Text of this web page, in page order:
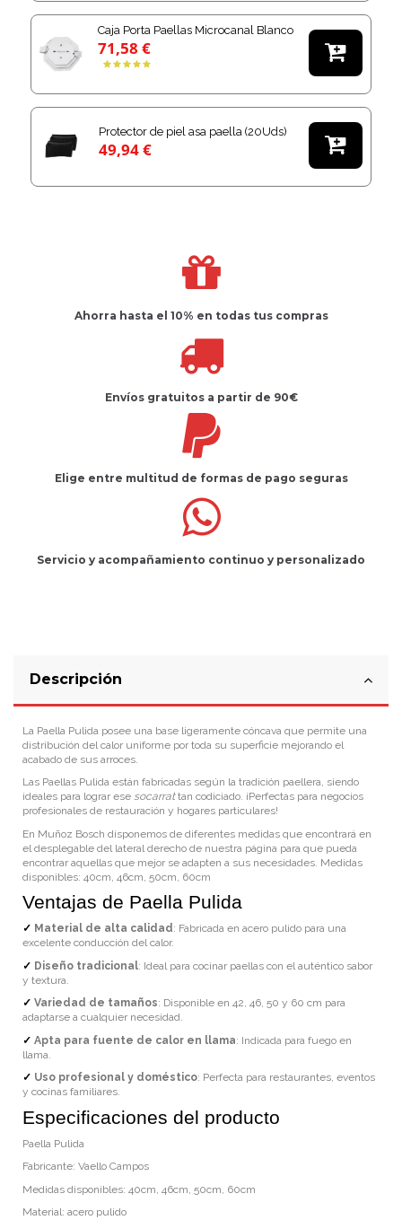
Caja Porta Paellas Microcanal Blanco
71,58 € 
Protector de piel asa paella (20Uds)
49,94 € 
Ahorra hasta el 10% en todas tus compras
Envíos gratuitos a partir de 90€
Elige entre multitud de formas de pago seguras
Servicio y acompañamiento continuo y personalizado
Descripción
La Paella Pulida posee una base ligeramente cóncava que permite una
distribución del calor uniforme por toda su superficie mejorando el
acabado de sus arroces.
Las Paellas Pulida están fabricadas según la tradición paellera, siendo
ideales para lograr ese socarrattan codiciado. ¡Perfectas para negocios
profesionales de restauración y hogares particulares!
En Muñoz Bosch disponemos de diferentes medidas que encontrará en
el desplegable del lateral derecho de nuestra página para que pueda
encontrar aquellas que mejor se adapten a sus necesidades. Medidas
disponibles: 40cm, 46cm, 50cm, 60cm
Ventajas de Paella Pulida
✓ Material de alta calidad: Fabricada en acero pulido para una
excelente conducción del calor.
✓ Diseño tradicional: Ideal para cocinar paellas con el auténtico sabor
y textura.
✓ Variedad de tamaños: Disponible en 42, 46, 50 y 60 cm para
adaptarse a cualquier necesidad.
✓ Apta para fuente de calor en llama: Indicada para fuego en
llama.
✓ Uso profesional y doméstico: Perfecta para restaurantes, eventos
y cocinas familiares.
Especificaciones del producto
Paella Pulida
Fabricante: Vaello Campos
Medidas disponibles: 40cm, 46cm, 50cm, 60cm
Material: acero pulido